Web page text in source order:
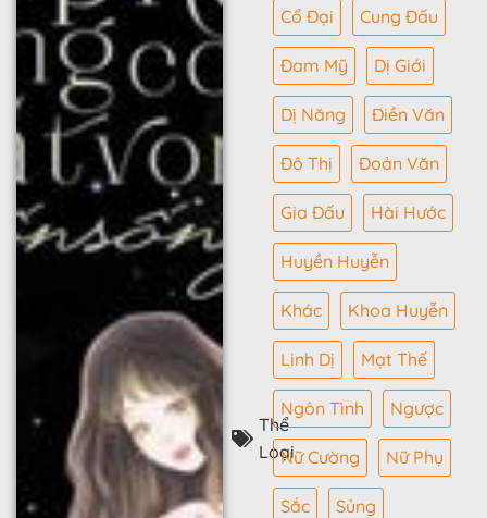
Thể
Loại
Cổ Đại Cung Đấu
Đam Mỹ Dị Giới
Dị Năng Điền Văn
Đô Thị Đoản Văn
Gia Đấu Hài Hước
Huyền Huyễn
Khác Khoa Huyễn
Linh Dị Mạt Thế
Ngôn Tình Ngược
Nữ Cường Nữ Phụ
Sắc Sủng